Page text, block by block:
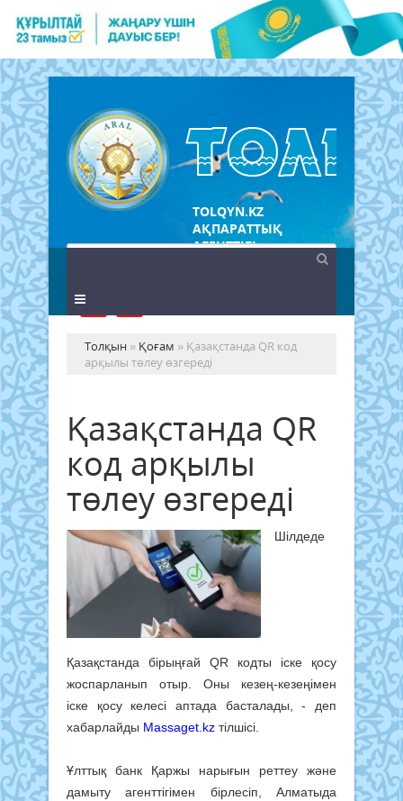
TOLQYN.KZ
АҚПАРАТТЫҚ
АГЕНТТІГІ
Толқын » Қоғам » Қазақстанда QR код
арқылы төлеу өзгереді
Қазақстанда QR
код арқылы
төлеу өзгереді
Шілдеде
Қазақстанда бірыңғай QR кодты іске қосу
жоспарланып отыр. Оны кезең-кезеңімен
іске қосу келесі аптада басталады, - деп
хабарлайды Massaget.kz тілшісі.
Ұлттық банк Қаржы нарығын реттеу және
дамыту агенттігімен бірлесіп, Алматыда